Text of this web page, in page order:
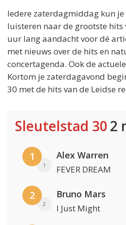
Iedere zaterdagmiddag kun
luisteren naar de grootste hits
uur lang aandacht voor dé
met nieuws over de hits en
concertagenda. Ook de
Kortom je zaterdagavond
30 met de hits van de Leidse
Sleutelstad 302
1
1
Alex Warren
FEVER DREAM
2
2
Bruno Mars
I Just Might